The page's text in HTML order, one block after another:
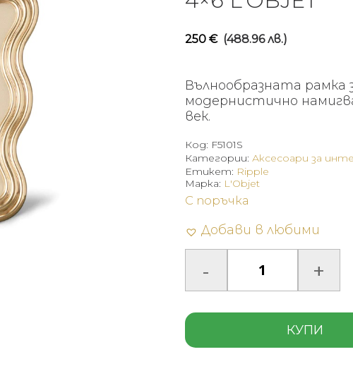
250 € (488.96 лв.)
Вълнообразната рамка
модернистично
век.
Код: F5101S
Категории: Аксесоари за
Етикет: Ripple
С поръчка
Добави в любими
КУПИ
Марка: L'Objet